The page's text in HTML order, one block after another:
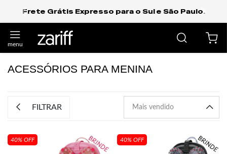
Frete Grátis Expresso para o Sul e São Paulo.
ACESSÓRIOS PARA MENINA
FILTRAR
40% OFF 40% OFF